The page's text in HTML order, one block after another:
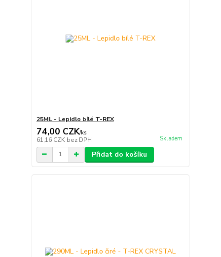
25ML - Lepidlo bílé T-REX
74,00 CZK/ks
61,16 CZK bez DPH Skladem
Přidat do košíku